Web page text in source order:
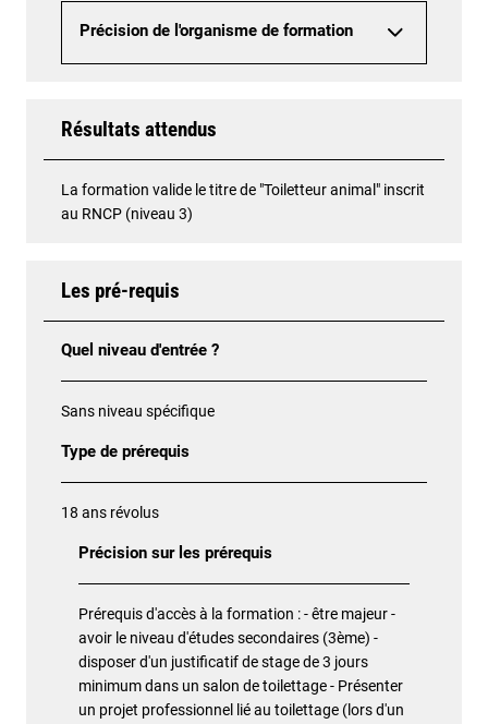
Précision de l'organisme de formation
Résultats attendus
La formation valide le titre de "Toiletteur animal" inscrit
au RNCP (niveau 3)
Les pré-requis
Quel niveau d'entrée ?
Sans niveau spécifique
Type de prérequis
18 ans révolus
Précision sur les prérequis
Prérequis d'accès à la formation : - être majeur -
avoir le niveau d'études secondaires (3ème) -
disposer d'un justificatif de stage de 3 jours
minimum dans un salon de toilettage - Présenter
un projet professionnel lié au toilettage (lors d'un